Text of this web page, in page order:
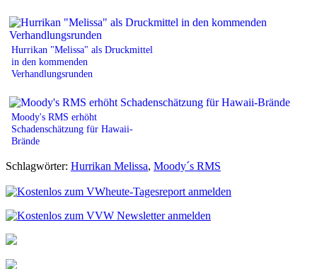
Hurrikan "Melissa" als Druckmittel
in den kommenden
Verhandlungsrunden
Moody's RMS erhöht
Schadenschätzung für Hawaii-
Brände
Schlagwörter: Hurrikan Melissa, Moody´s RMS